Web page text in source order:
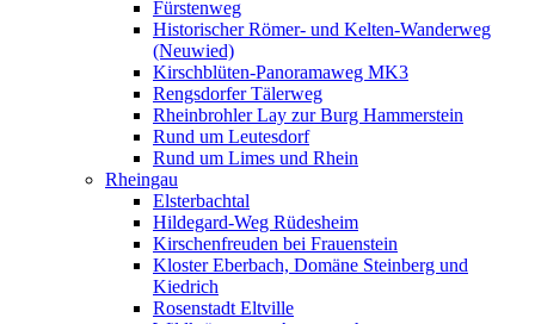
Fürstenweg
Historischer Römer- und Kelten-Wanderweg
(Neuwied)
Kirschblüten-Panoramaweg MK3
Rengsdorfer Tälerweg
Rheinbrohler Lay zur Burg Hammerstein
Rund um Leutesdorf
Rund um Limes und Rhein
Rheingau
Elsterbachtal
Hildegard-Weg Rüdesheim
Kirschenfreuden bei Frauenstein
Kloster Eberbach, Domäne Steinberg und
Kiedrich
Rosenstadt Eltville